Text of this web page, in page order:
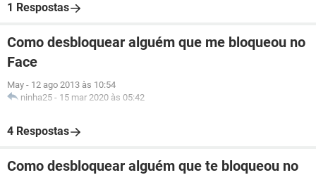
1 Respostas
Como desbloquear alguém que me bloqueou no
Face
May - 12 ago 2013 às 10:54
ninha25 - 15 mar 2020 às 05:42
4 Respostas
Como desbloquear alguém que te bloqueou no